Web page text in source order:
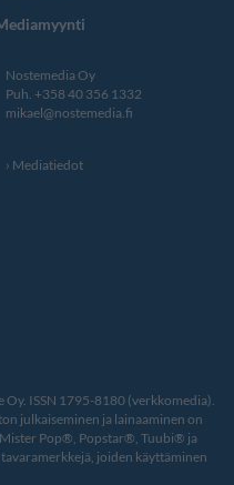
Nostemedia Oy
Puh. +358 40 356 1332
mikael@nostemedia.fi
Mediatiedot
ISSN 1795-8180 (verkkomedia).
julkaiseminen ja lainaaminen on
Pop®, Popstar®, Tuubi® ja
joiden käyttäminen